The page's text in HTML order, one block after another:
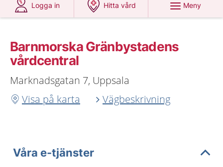
Logga in
Hitta vård
Meny
Barnmorska Gränbystadens
vårdcentral
Marknadsgatan 7, Uppsala
Visa på karta
Vägbeskrivning
Våra e-tjänster